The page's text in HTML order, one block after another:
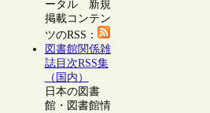
ータル 新規
掲載コンテン
ツのRSS：
図書館関係雑
誌目次RSS集
（国内）
日本の図書
館・図書館情